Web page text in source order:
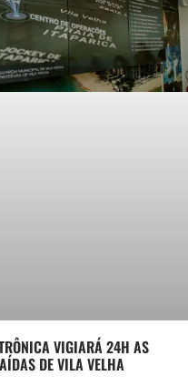
VIGIARÁ 24H AS
DE VILA VELHA